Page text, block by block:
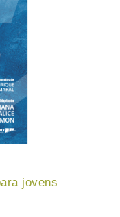
jovens